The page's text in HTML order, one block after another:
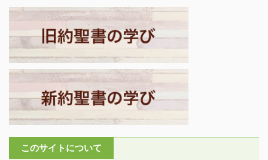
たのは律法や預言者を廃
止するためだ、と思って
はならない。廃止するた
締め出してしまうのを彼
自身が経験しているので
あろう。 －ヤコブ3:1-
2「私の兄弟たち、あな
たがたのうち多くの人が
教師になってはなりませ
ん。私たち教師がほかの
人たちより厳しい裁きを
受けることになると、あ
なたがたは知っていま
す。私たちは皆、度々過
このサイトについて